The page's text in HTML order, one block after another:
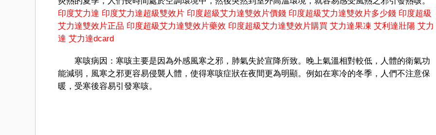
印度艾力達 印度艾力達超級雙效片 印度超級艾力達雙效片價錢 印度超級艾力達雙效片多少錢 印度超級
艾力達雙效片正品 印度超級艾力達雙效片藥效 印度超級艾力達雙效片購買 艾力達果凍 艾利達壯陽 艾力
達 艾力達dcard
寒咳病因：寒咳主要是因為外感風寒之邪，肺氣失於宣降所致。晚上氣溫相對較低，人體的衛氣功
能減弱，風寒之邪更容易侵襲人體，使得寒咳症狀在夜間更為明顯。例如在寒冷的冬季，人們不注意保
暖，受寒後容易引發寒咳。